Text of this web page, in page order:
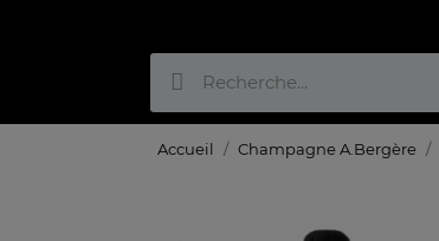
Accueil Champagne A.Bergère